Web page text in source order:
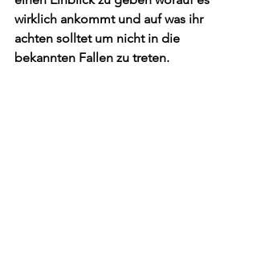
wirklich ankommt und auf was ihr
achten solltet um nicht in die
bekannten Fallen zu treten.